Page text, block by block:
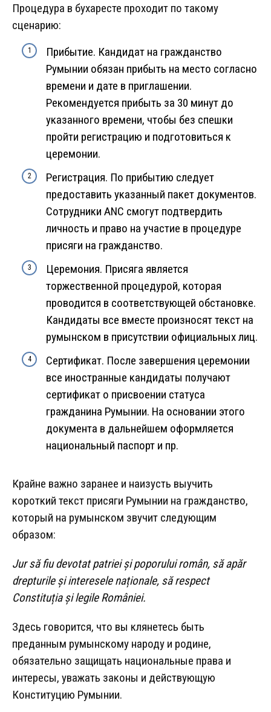
Процедура в бухаресте проходит по такому
сценарию:
Прибытие. Кандидат на гражданство
Румынии обязан прибыть на место согласно
времени и дате в приглашении.
Рекомендуется прибыть за 30 минут до
указанного времени, чтобы без спешки
пройти регистрацию и подготовиться к
церемонии.
Регистрация. По прибытию следует
предоставить указанный пакет документов.
Сотрудники ANC смогут подтвердить
личность и право на участие в процедуре
присяги на гражданство.
Церемония. Присяга является
торжественной процедурой, которая
проводится в соответствующей обстановке.
Кандидаты все вместе произносят текст на
румынском в присутствии официальных лиц.
Сертификат. После завершения церемонии
все иностранные кандидаты получают
сертификат о присвоении статуса
гражданина Румынии. На основании этого
документа в дальнейшем оформляется
национальный паспорт и пр.
Крайне важно заранее и наизусть выучить
короткий текст присяги Румынии на гражданство,
который на румынском звучит следующим
образом:
Jur să fiu devotat patriei și poporului român, să apăr
drepturile și interesele naționale, să respect
Constituția și legile României.
Здесь говорится, что вы клянетесь быть
преданным румынскому народу и родине,
обязательно защищать национальные права и
интересы, уважать законы и действующую
Конституцию Румынии.